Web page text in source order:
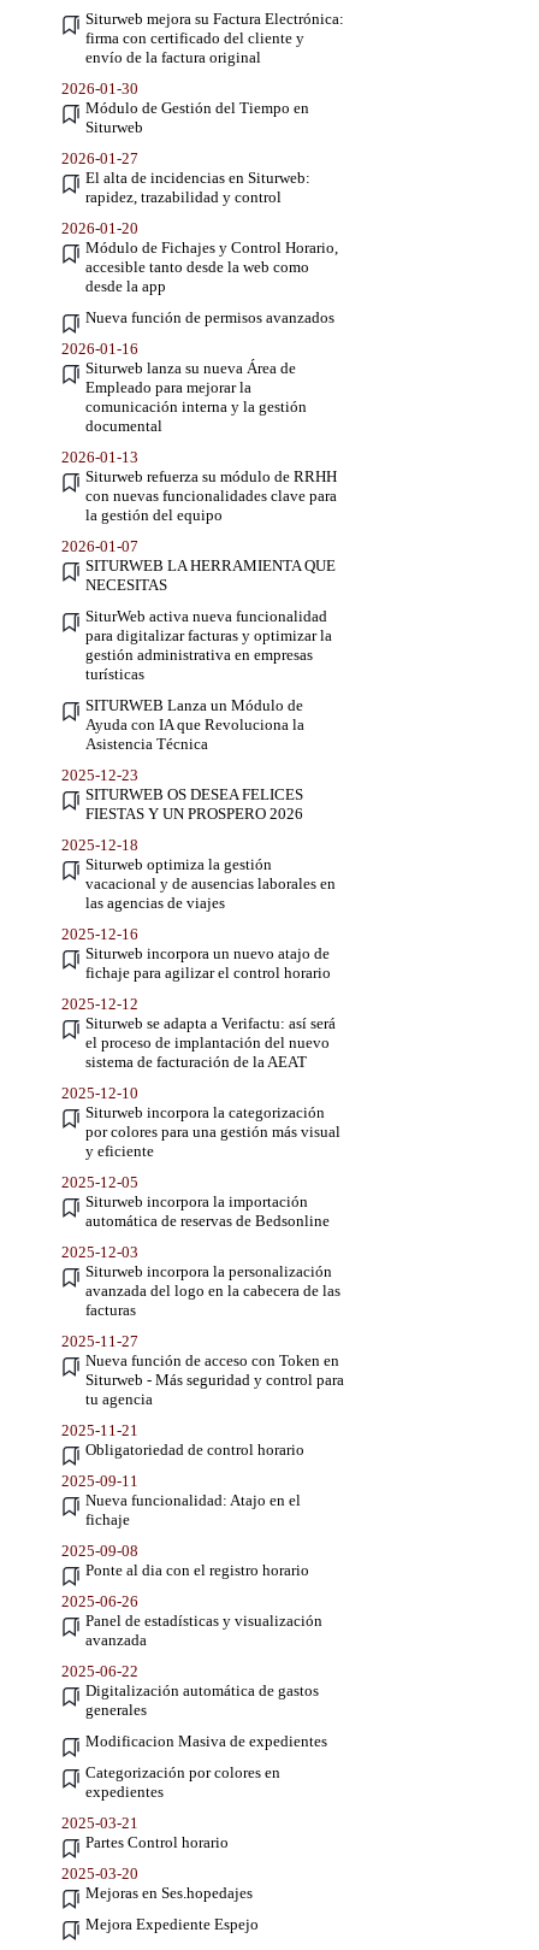
Siturweb mejora su Factura Electrónica:
firma con certificado del cliente y
envío de la factura original
2026-01-30
Módulo de Gestión del Tiempo en
Siturweb
2026-01-27
El alta de incidencias en Siturweb:
rapidez, trazabilidad y control
2026-01-20
Módulo de Fichajes y Control Horario,
accesible tanto desde la web como
desde la app
Nueva función de permisos avanzados
2026-01-16
Siturweb lanza su nueva Área de
Empleado para mejorar la
comunicación interna y la gestión
documental
2026-01-13
Siturweb refuerza su módulo de RRHH
con nuevas funcionalidades clave para
la gestión del equipo
2026-01-07
SITURWEB LA HERRAMIENTA QUE
NECESITAS
SiturWeb activa nueva funcionalidad
para digitalizar facturas y optimizar la
gestión administrativa en empresas
turísticas
SITURWEB Lanza un Módulo de
Ayuda con IA que Revoluciona la
Asistencia Técnica
2025-12-23
SITURWEB OS DESEA FELICES
FIESTAS Y UN PROSPERO 2026
2025-12-18
Siturweb optimiza la gestión
vacacional y de ausencias laborales en
las agencias de viajes
2025-12-16
Siturweb incorpora un nuevo atajo de
fichaje para agilizar el control horario
2025-12-12
Siturweb se adapta a Verifactu: así será
el proceso de implantación del nuevo
sistema de facturación de la AEAT
2025-12-10
Siturweb incorpora la categorización
por colores para una gestión más visual
y eficiente
2025-12-05
Siturweb incorpora la importación
automática de reservas de Bedsonline
2025-12-03
Siturweb incorpora la personalización
avanzada del logo en la cabecera de las
facturas
2025-11-27
Nueva función de acceso con Token en
Siturweb - Más seguridad y control para
tu agencia
2025-11-21
Obligatoriedad de control horario
2025-09-11
Nueva funcionalidad: Atajo en el
fichaje
2025-09-08
Ponte al dia con el registro horario
2025-06-26
Panel de estadísticas y visualización
avanzada
2025-06-22
Digitalización automática de gastos
generales
Modificacion Masiva de expedientes
Categorización por colores en
expedientes
2025-03-21
Partes Control horario
2025-03-20
Mejoras en Ses.hopedajes
Mejora Expediente Espejo